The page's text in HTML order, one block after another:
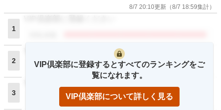
8/7 20:10更新 （8/7 18:59集計）
1
2
VIP倶楽部に登録ください
閲覧者数
3
VIP倶楽部に登録するとすべてのランキングをご
覧になれます。
VIP倶楽部について詳しく見る